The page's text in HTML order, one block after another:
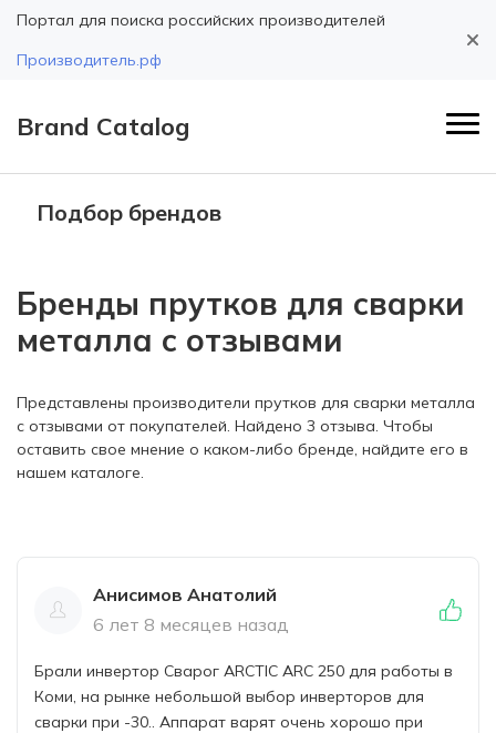
Портал для поиска российских производителей
Производитель.рф
Brand Catalog
Подбор брендов
Бренды прутков для сварки
металла с отзывами
Представлены производители прутков для сварки металла
с отзывами от покупателей. Найдено 3 отзыва. Чтобы
оставить свое мнение о каком-либо бренде, найдите его в
нашем каталоге.
Анисимов Анатолий
6 лет 8 месяцев назад
Брали инвертор Сварог ARCTIC ARC 250 для работы в
Коми, на рынке небольшой выбор инверторов для
сварки при -30.. Аппарат варят очень хорошо при